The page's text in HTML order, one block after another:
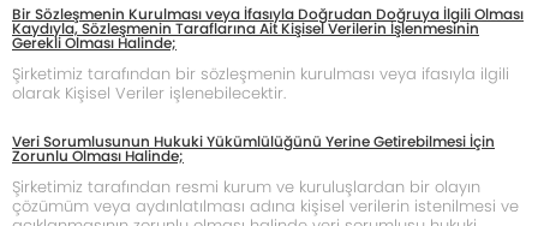
Bir Sözleşmenin Kurulması veya İfasıyla Doğrudan Doğruya İlgili Olması
Kaydıyla, Sözleşmenin Taraflarına Ait Kişisel Verilerin İşlenmesinin
Gerekli Olması Halinde;
Şirketimiz tarafından bir sözleşmenin kurulması veya ifasıyla ilgili
olarak Kişisel Veriler işlenebilecektir.
Veri Sorumlusunun Hukuki Yükümlülüğünü Yerine Getirebilmesi İçin
Zorunlu Olması Halinde;
Şirketimiz tarafından resmi kurum ve kuruluşlardan bir olayın
çözümüm veya aydınlatılması adına kişisel verilerin istenilmesi ve